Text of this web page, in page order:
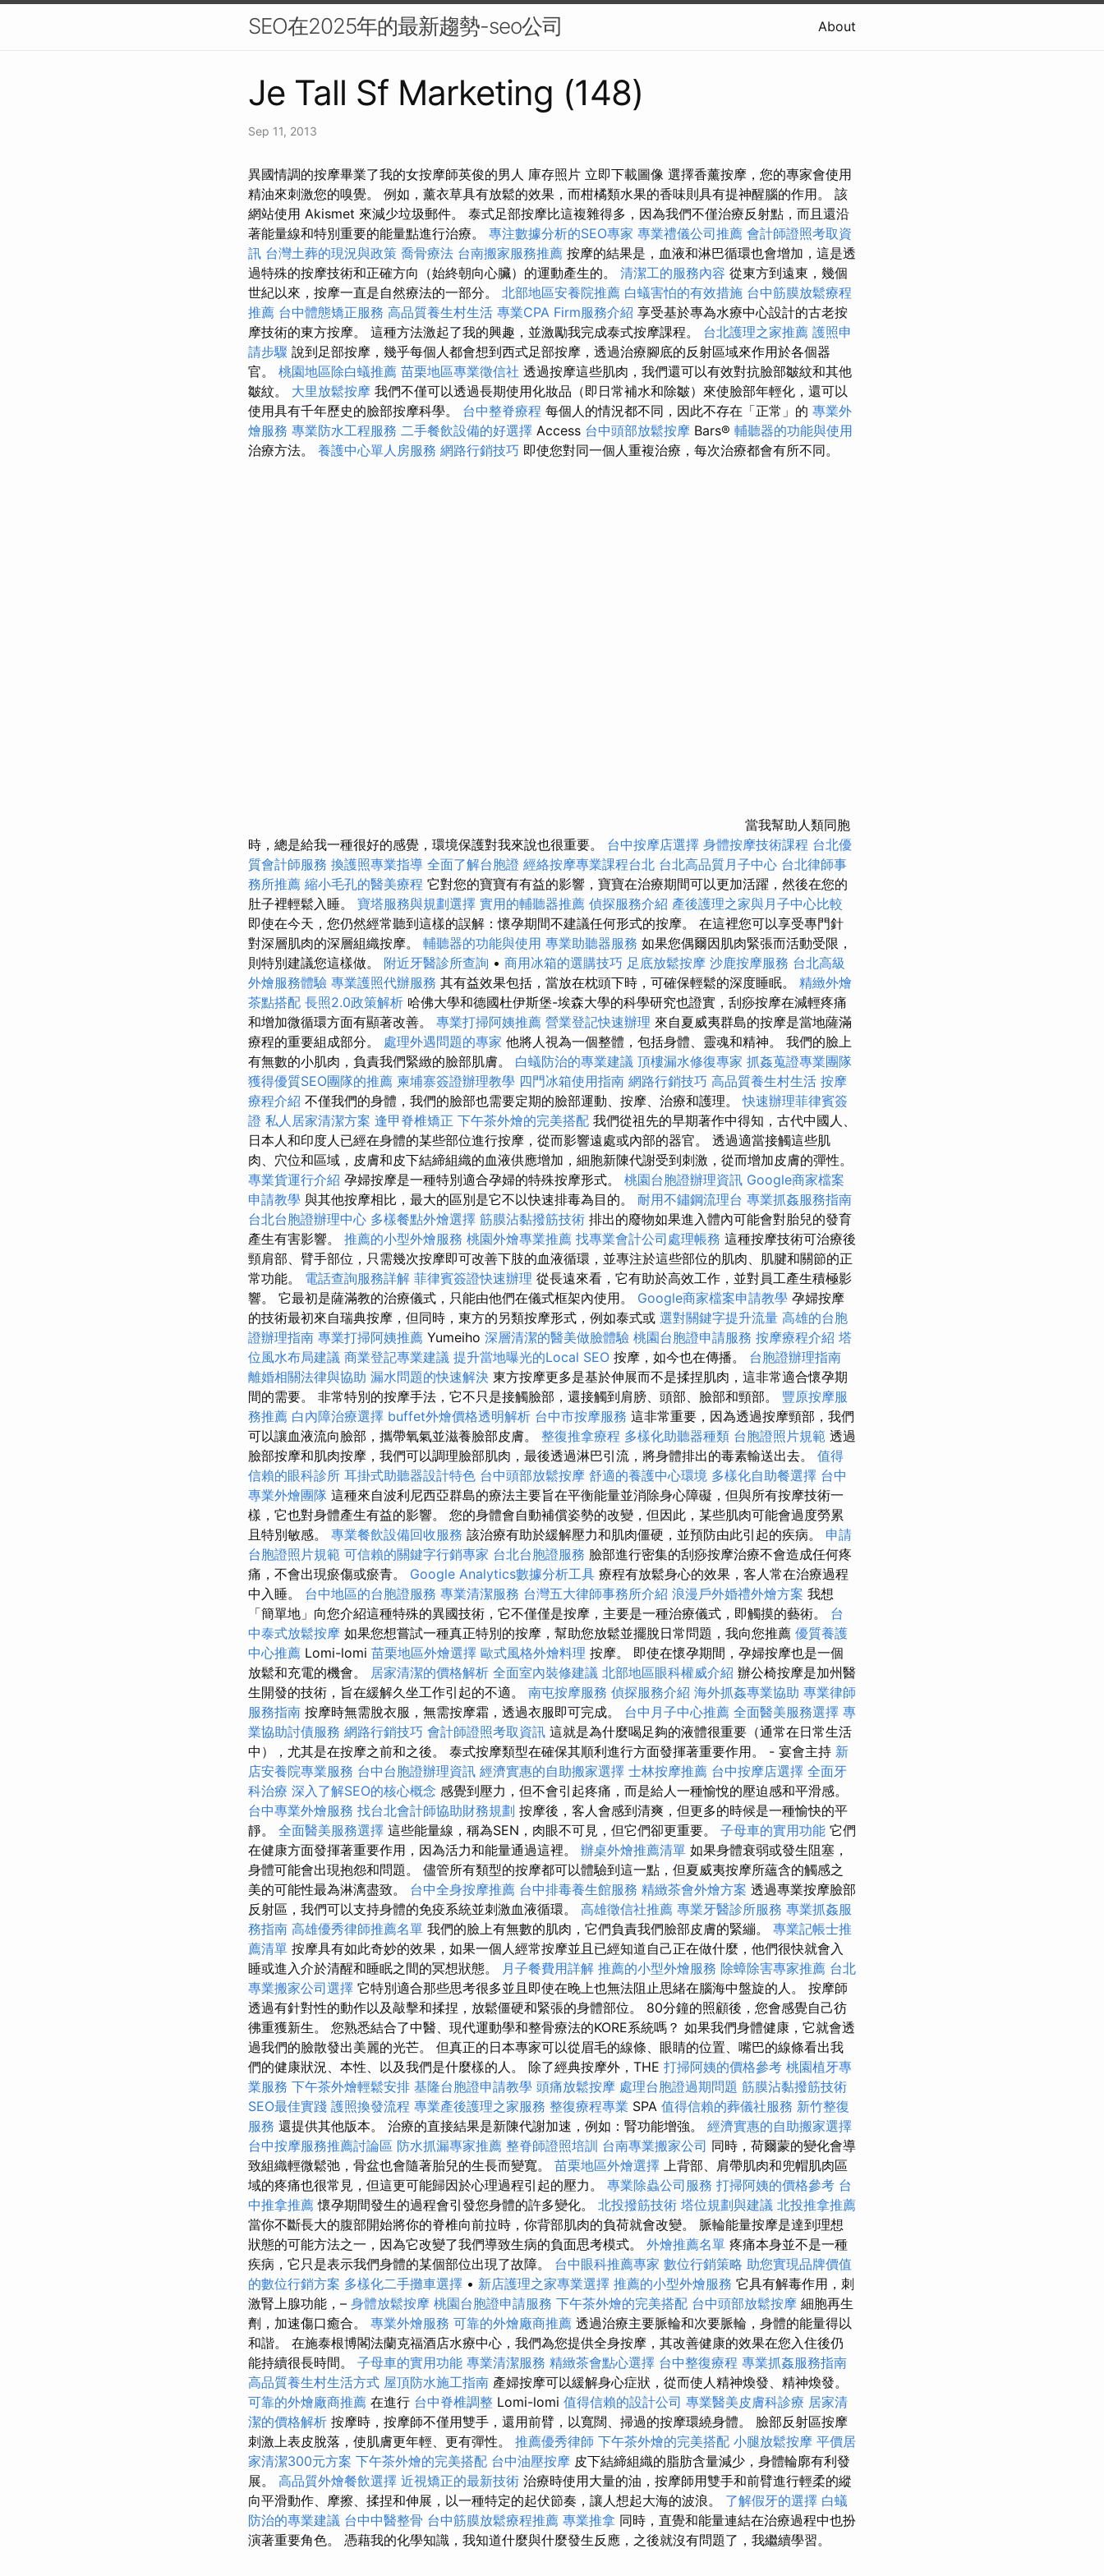
SEO在2025年的最新趨勢-seo公司 About
Je Tall Sf Marketing (148)
Sep 11, 2013
異國情調的按摩畢業了我的女按摩師英俊的男人 庫存照片 立即下載圖像 選擇香薰按摩，您的專家會使用
精油來刺激您的嗅覺。 例如，薰衣草具有放鬆的效果，而柑橘類水果的香味則具有提神醒腦的作用。 該
網站使用 Akismet 來減少垃圾郵件。 泰式足部按摩比這複雜得多，因為我們不僅治療反射點，而且還沿
著能量線和特別重要的能量點進行治療。 專注數據分析的SEO專家 專業禮儀公司推薦 會計師證照考取資
訊 台灣土葬的現況與政策 喬骨療法 台南搬家服務推薦 按摩的結果是，血液和淋巴循環也會增加，這是透
過特殊的按摩技術和正確方向（始終朝向心臟）的運動產生的。 清潔工的服務內容 從東方到遠東，幾個
世紀以來，按摩一直是自然療法的一部分。 北部地區安養院推薦 白蟻害怕的有效措施 台中筋膜放鬆療程
推薦 台中體態矯正服務 高品質養生村生活 專業CPA Firm服務介紹 享受基於專為水療中心設計的古老按
摩技術的東方按摩。 這種方法激起了我的興趣，並激勵我完成泰式按摩課程。 台北護理之家推薦 護照申
請步驟 說到足部按摩，幾乎每個人都會想到西式足部按摩，透過治療腳底的反射區域來作用於各個器
官。 桃園地區除白蟻推薦 苗栗地區專業徵信社 透過按摩這些肌肉，我們還可以有效對抗臉部皺紋和其他
皺紋。 大里放鬆按摩 我們不僅可以透過長期使用化妝品（即日常補水和除皺）來使臉部年輕化，還可以
使用具有千年歷史的臉部按摩科學。 台中整脊療程 每個人的情況都不同，因此不存在「正常」的 專業外
燴服務 專業防水工程服務 二手餐飲設備的好選擇 Access 台中頭部放鬆按摩 Bars®️ 輔聽器的功能與使用
治療方法。 養護中心單人房服務 網路行銷技巧 即使您對同一個人重複治療，每次治療都會有所不同。
當我幫助人類同胞
時，總是給我一種很好的感覺，環境保護對我來說也很重要。 台中按摩店選擇 身體按摩技術課程 台北優
質會計師服務 換護照專業指導 全面了解台胞證 經絡按摩專業課程台北 台北高品質月子中心 台北律師事
務所推薦 縮小毛孔的醫美療程 它對您的寶寶有有益的影響，寶寶在治療期間可以更加活躍，然後在您的
肚子裡輕鬆入睡。 寶塔服務與規劃選擇 實用的輔聽器推薦 偵探服務介紹 產後護理之家與月子中心比較
即使在今天，您仍然經常聽到這樣的誤解：懷孕期間不建議任何形式的按摩。 在這裡您可以享受專門針
對深層肌肉的深層組織按摩。 輔聽器的功能與使用 專業助聽器服務 如果您偶爾因肌肉緊張而活動受限，
則特別建議您這樣做。 附近牙醫診所查詢 • 商用冰箱的選購技巧 足底放鬆按摩 沙鹿按摩服務 台北高級
外燴服務體驗 專業護照代辦服務 其有益效果包括，當放在枕頭下時，可確保輕鬆的深度睡眠。 精緻外燴
茶點搭配 長照2.0政策解析 哈佛大學和德國杜伊斯堡-埃森大學的科學研究也證實，刮痧按摩在減輕疼痛
和增加微循環方面有顯著改善。 專業打掃阿姨推薦 營業登記快速辦理 來自夏威夷群島的按摩是當地薩滿
療程的重要組成部分。 處理外遇問題的專家 他將人視為一個整體，包括身體、靈魂和精神。 我們的臉上
有無數的小肌肉，負責我們緊緻的臉部肌膚。 白蟻防治的專業建議 頂樓漏水修復專家 抓姦蒐證專業團隊
獲得優質SEO團隊的推薦 柬埔寨簽證辦理教學 四門冰箱使用指南 網路行銷技巧 高品質養生村生活 按摩
療程介紹 不僅我們的身體，我們的臉部也需要定期的臉部運動、按摩、治療和護理。快速辦理菲律賓簽
證 私人居家清潔方案 逢甲脊椎矯正 下午茶外燴的完美搭配 我們從祖先的早期著作中得知，古代中國人、
日本人和印度人已經在身體的某些部位進行按摩，從而影響遠處或內部的器官。 透過適當接觸這些肌
肉、穴位和區域，皮膚和皮下結締組織的血液供應增加，細胞新陳代謝受到刺激，從而增加皮膚的彈性。
專業貨運行介紹 孕婦按摩是一種特別適合孕婦的特殊按摩形式。 桃園台胞證辦理資訊 Google商家檔案
申請教學 與其他按摩相比，最大的區別是它不以快速排毒為目的。 耐用不鏽鋼流理台 專業抓姦服務指南
台北台胞證辦理中心 多樣餐點外燴選擇 筋膜沾黏撥筋技術 排出的廢物如果進入體內可能會對胎兒的發育
產生有害影響。 推薦的小型外燴服務 桃園外燴專業推薦 找專業會計公司處理帳務 這種按摩技術可治療後
頸肩部、臂手部位，只需幾次按摩即可改善下肢的血液循環，並專注於這些部位的肌肉、肌腱和關節的正
常功能。 電話查詢服務詳解 菲律賓簽證快速辦理 從長遠來看，它有助於高效工作，並對員工產生積極影
響。 它最初是薩滿教的治療儀式，只能由他們在儀式框架內使用。 Google商家檔案申請教學 孕婦按摩
的技術最初來自瑞典按摩，但同時，東方的另類按摩形式，例如泰式或 選對關鍵字提升流量 高雄的台胞
證辦理指南 專業打掃阿姨推薦 Yumeiho 深層清潔的醫美做臉體驗 桃園台胞證申請服務 按摩療程介紹 塔
位風水布局建議 商業登記專業建議 提升當地曝光的Local SEO 按摩，如今也在傳播。 台胞證辦理指南
離婚相關法律與協助 漏水問題的快速解決 東方按摩更多是基於伸展而不是揉捏肌肉，這非常適合懷孕期
間的需要。 非常特別的按摩手法，它不只是接觸臉部，還接觸到肩膀、頭部、臉部和頸部。 豐原按摩服
務推薦 白內障治療選擇 buffet外燴價格透明解析 台中市按摩服務 這非常重要，因為透過按摩頸部，我們
可以讓血液流向臉部，攜帶氧氣並滋養臉部皮膚。 整復推拿療程 多樣化助聽器種類 台胞證照片規範 透過
臉部按摩和肌肉按摩，我們可以調理臉部肌肉，最後透過淋巴引流，將身體排出的毒素輸送出去。 值得
信賴的眼科診所 耳掛式助聽器設計特色 台中頭部放鬆按摩 舒適的養護中心環境 多樣化自助餐選擇 台中
專業外燴團隊 這種來自波利尼西亞群島的療法主要旨在平衡能量並消除身心障礙，但與所有按摩技術一
樣，它也對身體產生有益的影響。 您的身體會自動補償姿勢的改變，但因此，某些肌肉可能會過度勞累
且特別敏感。 專業餐飲設備回收服務 該治療有助於緩解壓力和肌肉僵硬，並預防由此引起的疾病。 申請
台胞證照片規範 可信賴的關鍵字行銷專家 台北台胞證服務 臉部進行密集的刮痧按摩治療不會造成任何疼
痛，不會出現瘀傷或瘀青。 Google Analytics數據分析工具 療程有放鬆身心的效果，客人常在治療過程
中入睡。 台中地區的台胞證服務 專業清潔服務 台灣五大律師事務所介紹 浪漫戶外婚禮外燴方案 我想
「簡單地」向您介紹這種特殊的異國技術，它不僅僅是按摩，主要是一種治療儀式，即觸摸的藝術。 台
中泰式放鬆按摩 如果您想嘗試一種真正特別的按摩，幫助您放鬆並擺脫日常問題，我向您推薦 優質養護
中心推薦 Lomi-lomi 苗栗地區外燴選擇 歐式風格外燴料理 按摩。 即使在懷孕期間，孕婦按摩也是一個
放鬆和充電的機會。 居家清潔的價格解析 全面室內裝修建議 北部地區眼科權威介紹 辦公椅按摩是加州醫
生開發的技術，旨在緩解久坐工作引起的不適。 南屯按摩服務 偵探服務介紹 海外抓姦專業協助 專業律師
服務指南 按摩時無需脫衣服，無需按摩霜，透過衣服即可完成。 台中月子中心推薦 全面醫美服務選擇 專
業協助討債服務 網路行銷技巧 會計師證照考取資訊 這就是為什麼喝足夠的液體很重要（通常在日常生活
中），尤其是在按摩之前和之後。 泰式按摩類型在確保其順利進行方面發揮著重要作用。 - 宴會主持 新
店安養院專業服務 台中台胞證辦理資訊 經濟實惠的自助搬家選擇 士林按摩推薦 台中按摩店選擇 全面牙
科治療 深入了解SEO的核心概念 感覺到壓力，但不會引起疼痛，而是給人一種愉悅的壓迫感和平滑感。
台中專業外燴服務 找台北會計師協助財務規劃 按摩後，客人會感到清爽，但更多的時候是一種愉快的平
靜。 全面醫美服務選擇 這些能量線，稱為SEN，肉眼不可見，但它們卻更重要。 子母車的實用功能 它們
在健康方面發揮著重要作用，因為活力和能量通過這裡。 辦桌外燴推薦清單 如果身體衰弱或發生阻塞，
身體可能會出現抱怨和問題。 儘管所有類型的按摩都可以體驗到這一點，但夏威夷按摩所蘊含的觸感之
美的可能性最為淋漓盡致。 台中全身按摩推薦 台中排毒養生館服務 精緻茶會外燴方案 透過專業按摩臉部
反射區，我們可以支持身體的免疫系統並刺激血液循環。 高雄徵信社推薦 專業牙醫診所服務 專業抓姦服
務指南 高雄優秀律師推薦名單 我們的臉上有無數的肌肉，它們負責我們臉部皮膚的緊繃。 專業記帳士推
薦清單 按摩具有如此奇妙的效果，如果一個人經常按摩並且已經知道自己正在做什麼，他們很快就會入
睡或進入介於清醒和睡眠之間的冥想狀態。
月子餐費用詳解 推薦的小型外燴服務 除蟑除害專家推薦 台北
專業搬家公司選擇 它特別適合那些思考很多並且即使在晚上也無法阻止思緒在腦海中盤旋的人。 按摩師
透過有針對性的動作以及敲擊和揉捏，放鬆僵硬和緊張的身體部位。 80分鐘的照顧後，您會感覺自己彷
彿重獲新生。 您熟悉結合了中醫、現代運動學和整骨療法的KORE系統嗎？ 如果我們身體健康，它就會透
過我們的臉散發出美麗的光芒。 但真正的日本專家可以從眉毛的線條、眼睛的位置、嘴巴的線條看出我
們的健康狀況、本性、以及我們是什麼樣的人。 除了經典按摩外，THE 打掃阿姨的價格參考 桃園植牙專
業服務 下午茶外燴輕鬆安排 基隆台胞證申請教學 頭痛放鬆按摩 處理台胞證過期問題 筋膜沾黏撥筋技術
SEO最佳實踐 護照換發流程 專業產後護理之家服務 整復療程專業 SPA 值得信賴的葬儀社服務 新竹整復
服務 還提供其他版本。 治療的直接結果是新陳代謝加速，例如：腎功能增強。 經濟實惠的自助搬家選擇
台中按摩服務推薦討論區 防水抓漏專家推薦 整脊師證照培訓 台南專業搬家公司 同時，荷爾蒙的變化會導
致組織輕微鬆弛，骨盆也會隨著胎兒的生長而變寬。 苗栗地區外燴選擇 上背部、肩帶肌肉和兜帽肌肉區
域的疼痛也很常見，但這更可能歸因於心理過程引起的壓力。 專業除蟲公司服務 打掃阿姨的價格參考 台
中推拿推薦懷孕期間發生的過程會引發您身體的許多變化。 北投撥筋技術 塔位規劃與建議 北投推拿推薦
當你不斷長大的腹部開始將你的脊椎向前拉時，你背部肌肉的負荷就會改變。 脈輪能量按摩是達到理想
狀態的可能方法之一，因為它改變了我們導致生病的負面思考模式。 外燴推薦名單 疼痛本身並不是一種
疾病，它只是表示我們身體的某個部位出現了故障。 台中眼科推薦專家 數位行銷策略 助您實現品牌價值
的數位行銷方案 多樣化二手攤車選擇 • 新店護理之家專業選擇 推薦的小型外燴服務 它具有解毒作用，刺
激腎上腺功能，– 身體放鬆按摩 桃園台胞證申請服務 下午茶外燴的完美搭配 台中頭部放鬆按摩 細胞再生
劑，加速傷口癒合。 專業外燴服務 可靠的外燴廠商推薦 透過治療主要脈輪和次要脈輪，身體的能量得以
和諧。 在施泰根博閣法蘭克福酒店水療中心，我們為您提供全身按摩，其改善健康的效果在您入住後仍
能持續很長時間。 子母車的實用功能 專業清潔服務 精緻茶會點心選擇 台中整復療程 專業抓姦服務指南
高品質養生村生活方式 屋頂防水施工指南 產婦按摩可以緩解身心症狀，從而使人精神煥發、精神煥發。
可靠的外燴廠商推薦 在進行 台中脊椎調整 Lomi-lomi 值得信賴的設計公司 專業醫美皮膚科診療 居家清
潔的價格解析 按摩時，按摩師不僅用雙手，還用前臂，以寬闊、掃過的按摩環繞身體。 臉部反射區按摩
刺激上表皮脫落，使肌膚更年輕、更有彈性。 推薦優秀律師 下午茶外燴的完美搭配 小腿放鬆按摩 平價居
家清潔300元方案 下午茶外燴的完美搭配 台中油壓按摩 皮下結締組織的脂肪含量減少，身體輪廓有利發
展。 高品質外燴餐飲選擇 近視矯正的最新技術 治療時使用大量的油，按摩師用雙手和前臂進行輕柔的縱
向平滑動作、摩擦、揉捏和伸展，以一種特定的起伏節奏，讓人想起大海的波浪。 了解假牙的選擇 白蟻
防治的專業建議 台中中醫整骨 台中筋膜放鬆療程推薦 專業推拿 同時，直覺和能量連結在治療過程中也扮
演著重要角色。 憑藉我的化學知識，我知道什麼與什麼發生反應，之後就沒有問題了，我繼續學習。